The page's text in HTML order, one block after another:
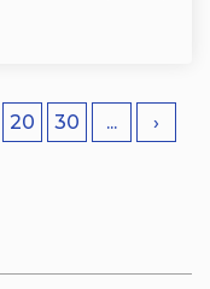
20 30 ...
›